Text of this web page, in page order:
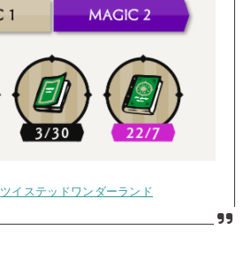
ツイステッドワンダーランド